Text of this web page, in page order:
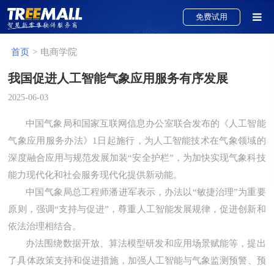
直播电商解决方案
新零售电商解决方案
O2O电商解决方案
B2B电商解决方案
跨境电商解决方案
免费试用
首页 > 电商学院
我国促进人工智能气象应用服务有序发展
2025-06-03
中国气象局和国家互联网信息办公室联合发布的《人工智能
气象应用服务办法》1日起施行，为人工智能技术在气象领域的
深度融合应用与规范发展加装“安全护栏”，为加快实现气象科技
能力现代化和社会服务现代化提供新动能。
中国气象局总工程师潘进军表示，办法以“敏捷治理”为重要
原则，强调“支持与促进”，尊重人工智能发展规律，促进创新和
依法治理相结合。
办法围绕数据开放、算法模型研发和应用场景赋能等，提出
了具体政策支持和促进措施，加强人工智能与气象监测预警、预